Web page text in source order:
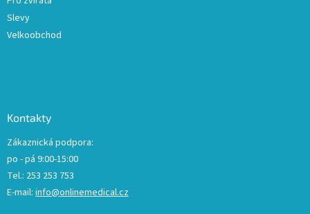
Slevy
Velkoobchod
Kontakty
Zákaznická podpora:
po - pá 9:00-15:00
Tel.: 253 253 753
E-mail: info@onlinemedical.cz